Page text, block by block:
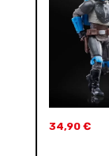
34,90 €